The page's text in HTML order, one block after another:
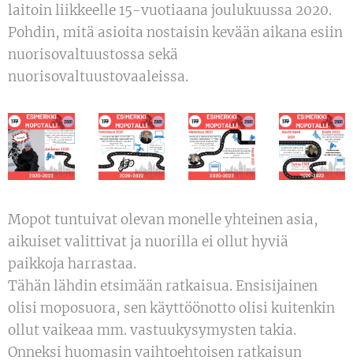
laitoin liikkeelle 15-vuotiaana joulukuussa 2020.
Pohdin, mitä asioita nostaisin kevään aikana esiin
nuorisovaltuustossa sekä
nuorisovaltuustovaaleissa.
Mopot tuntuivat olevan monelle yhteinen asia,
aikuiset valittivat ja nuorilla ei ollut hyviä
paikkoja harrastaa.
Tähän lähdin etsimään ratkaisua. Ensisijainen
olisi moposuora, sen käyttöönotto olisi kuitenkin
ollut vaikeaa mm. vastuukysymysten takia.
Onneksi huomasin vaihtoehtoisen ratkaisun